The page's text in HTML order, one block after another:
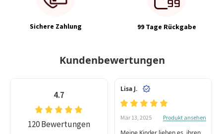
Sichere Zahlung 99 Tage Rückgabe
Kundenbewertungen
4.7
120 Bewertungen
Lisa J.
Mär 13, 2025 Produkt ansehen